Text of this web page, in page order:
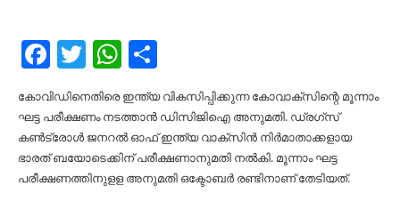
Facebook
TwitterWhatsApp
കോവിഡിനെതിരെ ഇന്ത്യ വികസിപ്പിക്കുന്ന കോവാക്സിന്റെ മൂന്നാം
ഘട്ട പരീക്ഷണം നടത്താന്‍ ഡിസിജിഐ അനുമതി. ‍ഡ്രഗ്സ്
കണ്‍ട്രോള്‍ ജനറല്‍ ഓഫ് ഇന്ത്യ വാക്സിന്‍ നിര്‍മാതാക്കളായ
ഭാരത് ബയോടെക്കിന് പരീക്ഷണാനുമതി നല്‍കി. മൂന്നാം ഘട്ട
പരീക്ഷണത്തിനുളള അനുമതി ഒക്ടോബര്‍ രണ്ടിനാണ് തേടിയത്.